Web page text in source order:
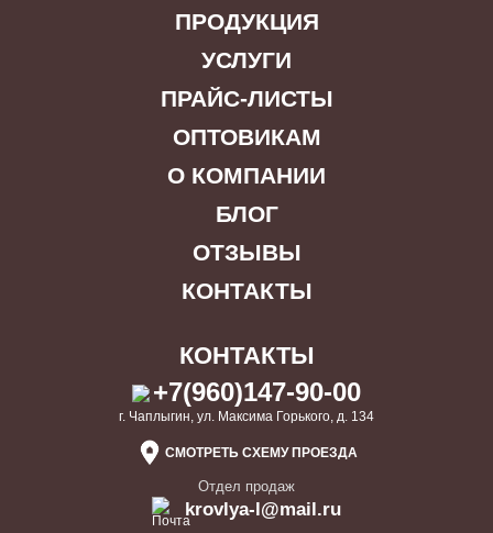
ПРОДУКЦИЯ
УСЛУГИ
ПРАЙС-ЛИСТЫ
ОПТОВИКАМ
О КОМПАНИИ
БЛОГ
ОТЗЫВЫ
КОНТАКТЫ
КОНТАКТЫ
+7(960)147-90-00
г. Чаплыгин, ул. Максима Горького, д. 134
СМОТРЕТЬ СХЕМУ ПРОЕЗДА
Отдел продаж
krovlya-l@mail.ru